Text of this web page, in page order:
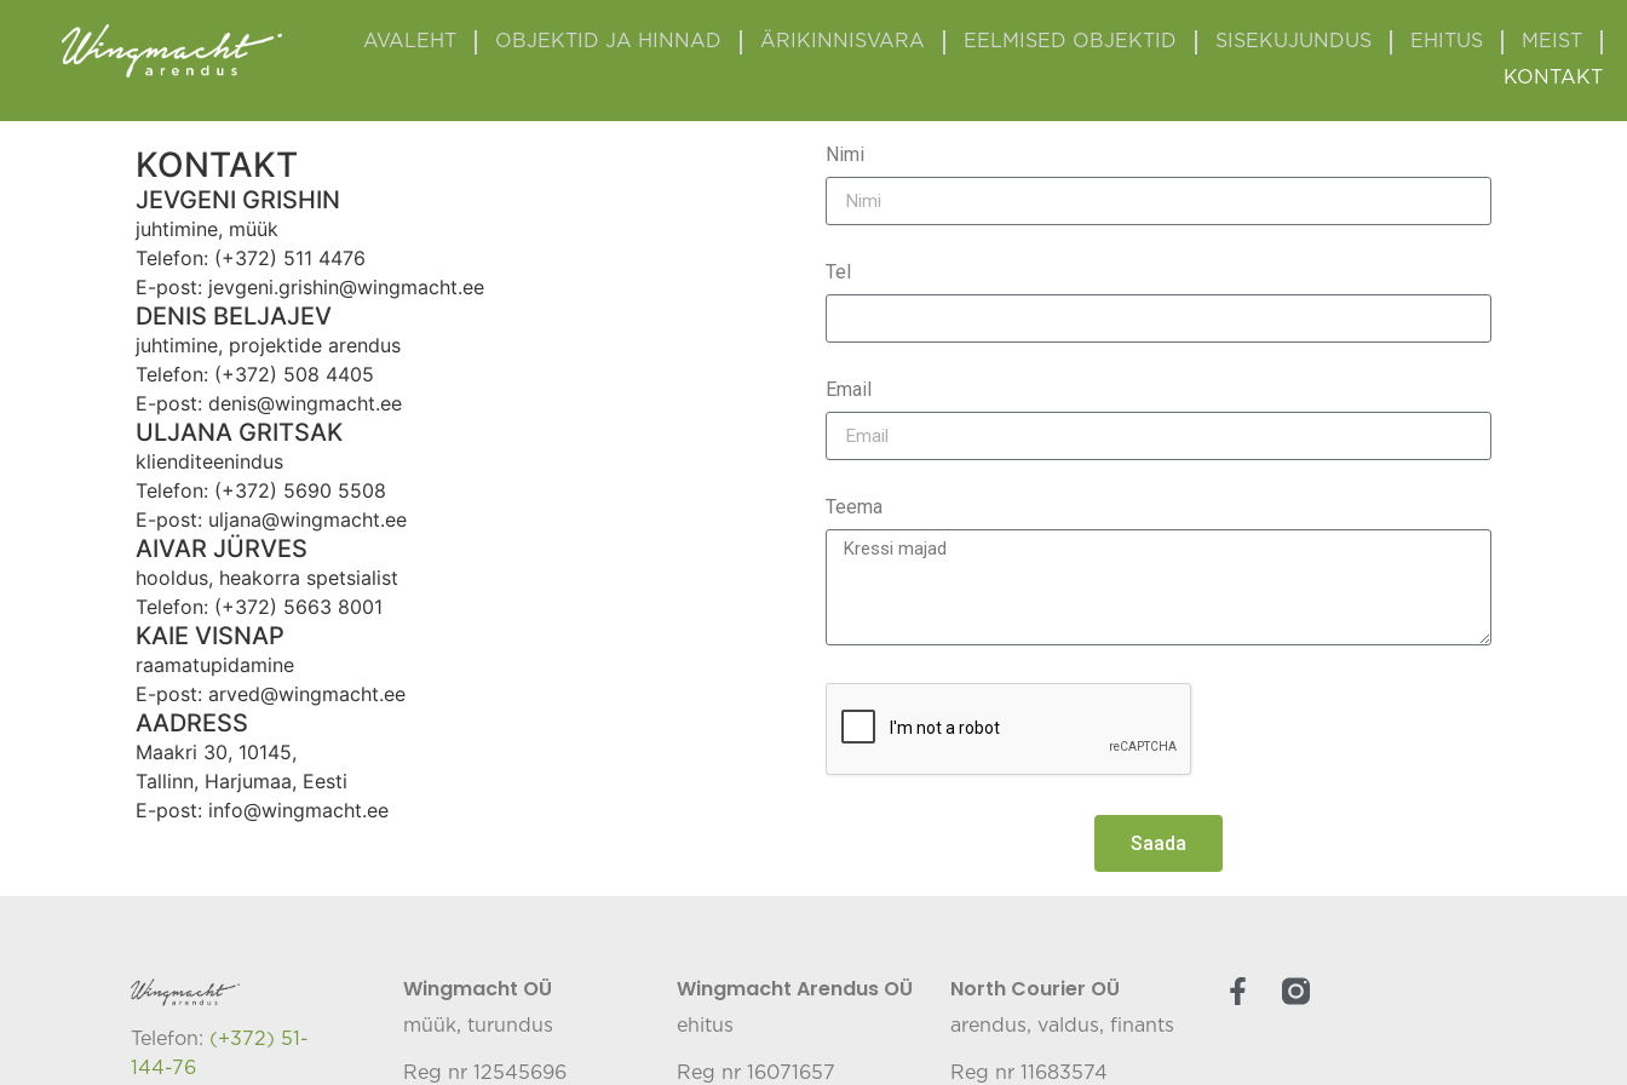
AVALEHT OBJEKTID JA HINNAD ÄRIKINNISVARA EELMISED OBJEKTID SISEKUJUNDUS EHITUS
MEIST
KONTAKT
KONTAKT
JEVGENI GRISHIN
juhtimine, müük
Telefon: (+372) 511 4476
E-post: jevgeni.grishin@wingmacht.ee
DENIS BELJAJEV
juhtimine, projektide arendus
Telefon: (+372) 508 4405
E-post: denis@wingmacht.ee
ULJANA GRITSAK
klienditeenindus
Telefon: (+372) 5690 5508
E-post: uljana@wingmacht.ee
AIVAR JÜRVES
hooldus, heakorra spetsialist
Telefon: (+372) 5663 8001
KAIE VISNAP
raamatupidamine
E-post: arved@wingmacht.ee
AADRESS
Maakri 30, 10145,
Tallinn, Harjumaa, Eesti
E-post: info@wingmacht.ee
Nimi
Tel
Email
Teema
Saada
Telefon: (+372) 51-
144-76
Wingmacht OÜ
müük, turundus
Reg nr 12545696
Wingmacht Arendus OÜ
ehitus
Reg nr 16071657
North Courier OÜ
arendus, valdus, finants
Reg nr 11683574